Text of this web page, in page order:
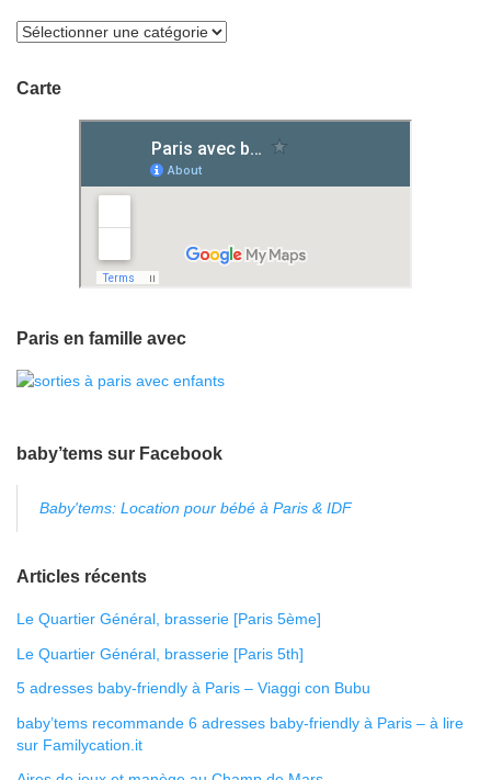
Carte
Paris en famille avec
baby’tems sur Facebook
Baby'tems: Location pour bébé à Paris & IDF
Articles récents
Le Quartier Général, brasserie [Paris 5ème]
Le Quartier Général, brasserie [Paris 5th]
5 adresses baby-friendly à Paris – Viaggi con Bubu
baby’tems recommande 6 adresses baby-friendly à Paris – à lire
sur Familycation.it